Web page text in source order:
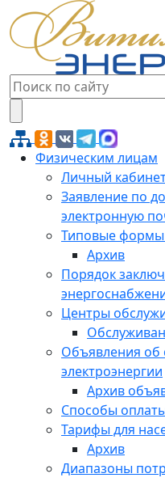
Физическим лицам
Личный
Заявление по
электронную
Типовые формы
Архив
Порядок
Центры
Объявления об
электроэнергии
Архив
Способы
Тарифы для
Архив
Диапазоны